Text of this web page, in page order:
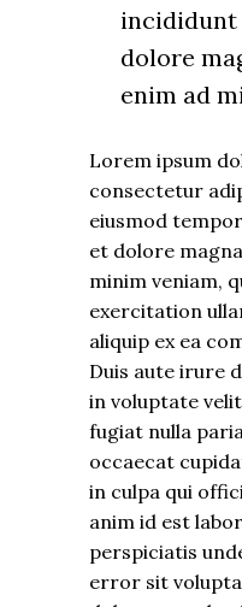
incididunt
dolore
enim ad
Lorem ipsum
consectetur
eiusmod
et dolore
minim veniam,
exercitation
aliquip ex ea
Duis aute irure
in voluptate
fugiat nulla
occaecat
in culpa qui
anim id est
perspiciatis
error sit